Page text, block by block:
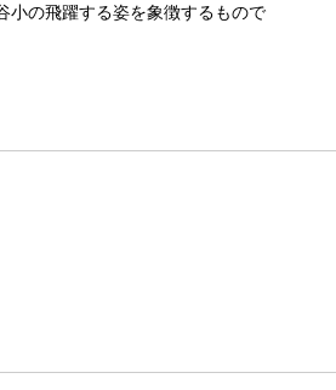
の飛躍する姿を象徴するもので